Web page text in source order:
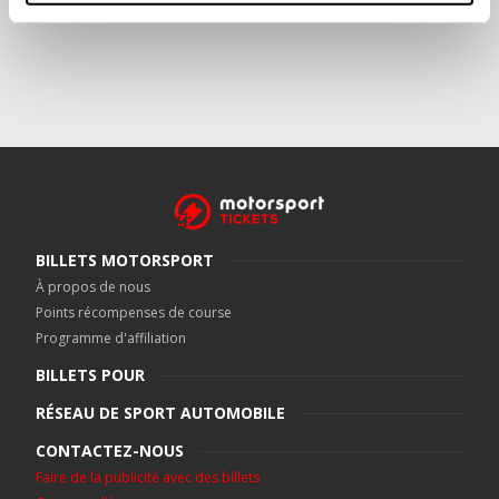
BILLETS MOTORSPORT
À propos de nous
Points récompenses de course
Programme d'affiliation
BILLETS POUR
RÉSEAU DE SPORT AUTOMOBILE
CONTACTEZ-NOUS
Faire de la publicité avec des billets